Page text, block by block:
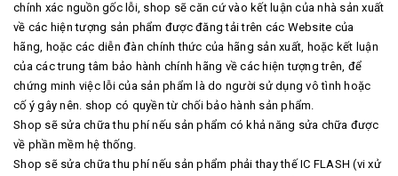
chính xác nguồn gốc lỗi, shop sẽ căn cứ vào kết luận của nhà sản xuất
về các hiện tượng sản phẩm được đăng tải trên các Website của
hãng, hoặc các diễn đàn chính thức của hãng sản xuất, hoặc kết luận
của các trung tâm bảo hành chính hãng về các hiện tượng trên, để
chứng minh việc lỗi của sản phẩm là do người sử dụng vô tình hoặc
cố ý gây nên. shop có quyền từ chối bảo hành sản phẩm.
Shop sẽ sửa chữa thu phí nếu sản phẩm có khả năng sửa chữa được
về phần mềm hệ thống.
Shop sẽ sửa chữa thu phí nếu sản phẩm phải thay thế IC FLASH (vi xử